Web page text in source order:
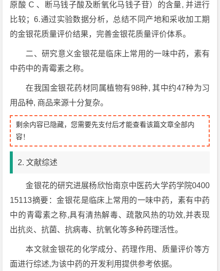
原酸 C 、断马钱子酸及断氧化马钱子苷）的含量, 并进行
比较；6.通过实验数据分析，总结不同产地和采收加工期
的金银花质量评价结果，完善金银花质量评价体系。
二、研究意义金银花是临床上常用的一味中药，素有
中药中的青霉素之称。
在我国金银花药材同属植物有98种, 其中约47种为习
用品种, 商品来源十分复杂。
剩余内容已隐藏，您需要先支付后才能查看该篇文章全部内
容！
2. 文献综述
金银花的研究进展杨欣怡南京中医药大学药学院0400
15113摘要：金银花是临床上常用的一味中药，素有中药
中的青霉素之称,具有清热解毒、疏散风热的功效,并表现
出抗炎、抗菌、抗病毒、抗氧化等多种药理活性。
本文就金银花的化学成分、药理作用、质量评价等方
面进行综述,为该中药的开发利用提供参考依据。